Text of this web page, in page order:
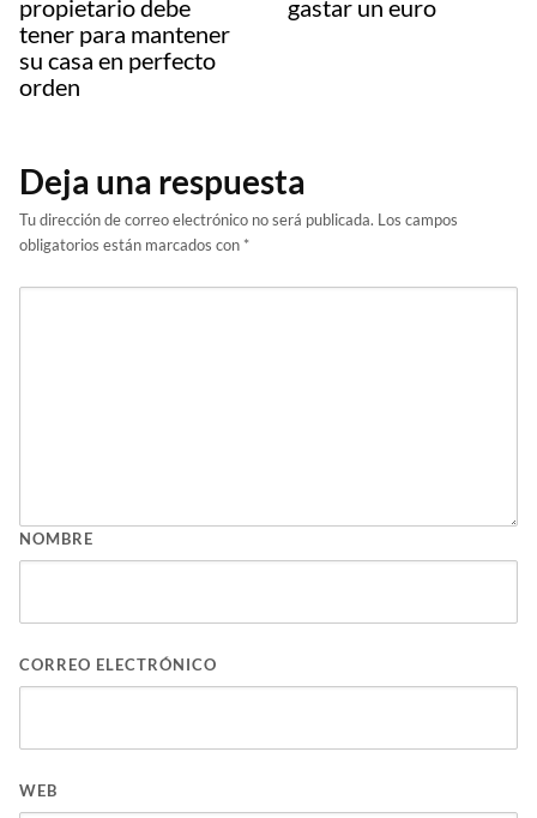
propietario debe
tener para mantener
su casa en perfecto
orden
gastar un euro
Deja una respuesta
Tu dirección de correo electrónico no será publicada. Los campos
obligatorios están marcados con *
NOMBRE
CORREO ELECTRÓNICO
WEB